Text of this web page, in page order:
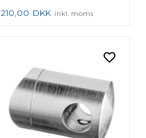
210,00 DKK inkl. moms